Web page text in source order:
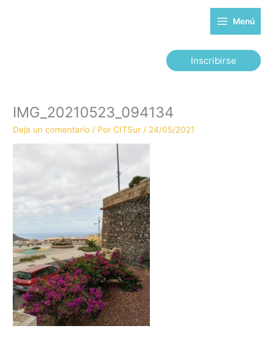
Menú
Inscribirse
IMG_20210523_094134
Deja un comentario / PorCITSur / 24/05/2021